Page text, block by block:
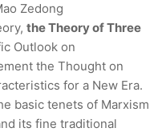
Zedong
the Theory of Three
Outlook on
the Thought on
for a New Era.
basic tenets of Marxism
its fine traditional